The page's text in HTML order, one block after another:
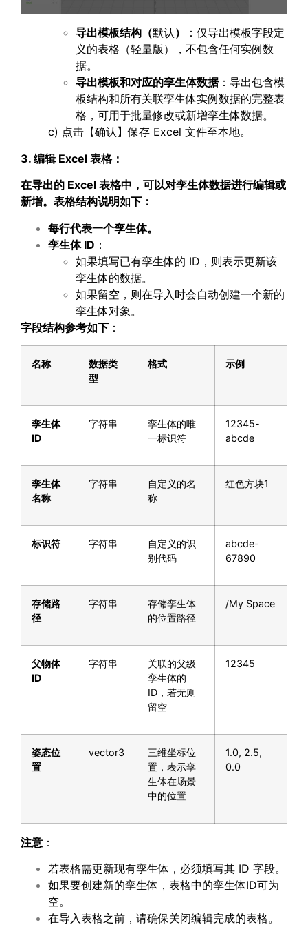
导出模板结构 （默认 ）
：仅导出模板字段定
义的表格（轻量版），不包含任何实例数
据。
导出模板和对应的孪生体数据：导出包含模
板结构和所有关联孪生体实例数据的完整表
格，可用于批量修改或新增孪生体数据。
c) 点击【确认】保存 Excel 文件至本地。
3. 编辑 Excel 表格：
在导出的 Excel 表格中，可以对孪生体数据进行编辑或
新增。表格结构说明如下：
每行代表一个孪生体。
孪生体ID ：
如果填写已有孪生体的 ID，则表示更新该
孪生体的数据。
如果留空，则在导入时会自动创建一个新的
孪生体对象。
字段结构参考如下 ：
名称
数据类
型
格式 示例
孪生体
ID
字符串
孪生体的唯
一标识符
12345-
abcde
孪生体
名称
字符串
自定义的名
称
红色方块1
标识符 字符串
自定义的识
别代码
abcde-
67890
存储路
径
字符串
存储孪生体
的位置路径
/My Space
父物体
ID
字符串
关联的父级
孪生体的
ID，若无则
留空
12345
姿态位
置
vector3
三维坐标位
置，表示孪
生体在场景
中的位置
1.0, 2.5,
0.0
注意 ：
若表格需更新现有孪生体，必须填写其 ID 字段。
如果要创建新的孪生体，表格中的孪生体ID可为
空。
在导入表格之前，请确保关闭编辑完成的表格。